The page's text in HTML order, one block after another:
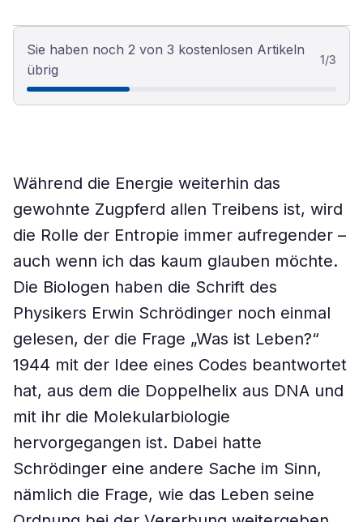
Sie haben noch 2 von 3 kostenlosen Artikeln
übrig
1/3
Während die Energie weiterhin das
gewohnte Zugpferd allen Treibens ist, wird
die Rolle der Entropie immer aufregender –
auch wenn ich das kaum glauben möchte.
Die Biologen haben die Schrift des
Physikers Erwin Schrödinger noch einmal
gelesen, der die Frage „Was ist Leben?“
1944 mit der Idee eines Codes beantwortet
hat, aus dem die Doppelhelix aus DNA und
mit ihr die Molekularbiologie
hervorgegangen ist. Dabei hatte
Schrödinger eine andere Sache im Sinn,
nämlich die Frage, wie das Leben seine